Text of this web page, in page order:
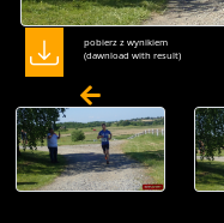
pobierz z wynikiem
(dawnload with result)